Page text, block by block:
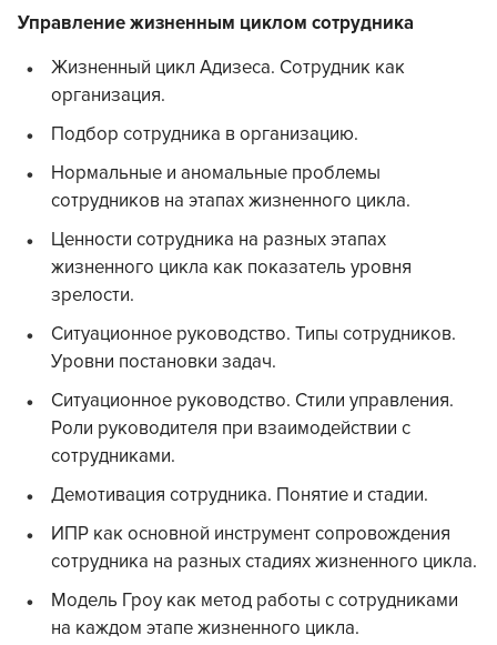
Управление жизненным циклом сотрудника
Жизненный цикл Адизеса. Сотрудник как
организация.
Подбор сотрудника в организацию.
Нормальные и аномальные проблемы
сотрудников на этапах жизненного цикла.
Ценности сотрудника на разных этапах
жизненного цикла как показатель уровня
зрелости.
Ситуационное руководство. Типы сотрудников.
Уровни постановки задач.
Ситуационное руководство. Стили управления.
Роли руководителя при взаимодействии с
сотрудниками.
Демотивация сотрудника. Понятие и стадии.
ИПР как основной инструмент сопровождения
сотрудника на разных стадиях жизненного цикла.
Модель Гроу как метод работы с сотрудниками
на каждом этапе жизненного цикла.